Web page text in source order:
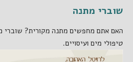
שוברי מתנה
האם אתם מחפשים מתנה מקורית? שוברי
טיפולי מים ועיסויים.